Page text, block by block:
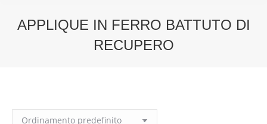
APPLIQUE IN FERRO BATTUTO DI
RECUPERO